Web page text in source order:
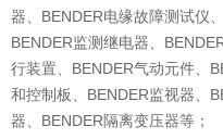
器、BENDER电缘故障测试仪
BENDER监测继电器、
行装置、BENDER气动元件、
和控制板、BENDER监视器、
器、BENDER隔离变压器等；